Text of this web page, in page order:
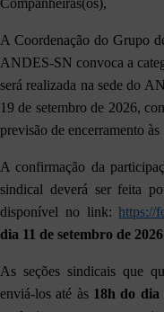
A Coordenação do Grupo
ANDES-SN convoca a
será realizada na sede do
19 de setembro de 2026,
previsão de encerramento
A confirmação da
sindical deverá ser feita
disponível no link: https://
dia 11 de setembro de
As seções sindicais que
enviá-los até às 18h do dia